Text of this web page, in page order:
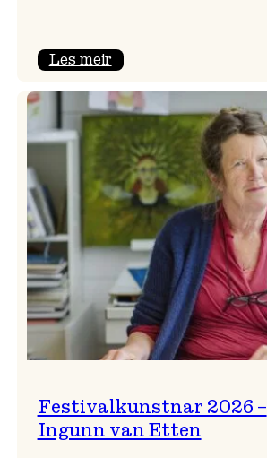
Les meir:
frå
Frøydis
Festivalkunstnar 2026 –
Ingunn van Etten